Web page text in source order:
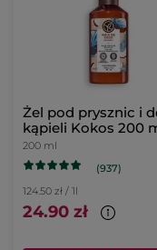
Żel pod prysznic i
kąpieli Kokos 200
200 ml
(937)
124.50 zł / 1l
24.90 zł